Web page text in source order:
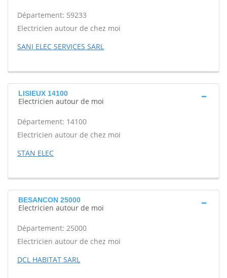
Département: 59233
Electricien autour de chez moi
SANI ELEC SERVICES SARL
LISIEUX 14100
Electricien autour de moi
Département: 14100
Electricien autour de chez moi
STAN ELEC
BESANCON 25000
Electricien autour de moi
Département: 25000
Electricien autour de chez moi
DCL HABITAT SARL